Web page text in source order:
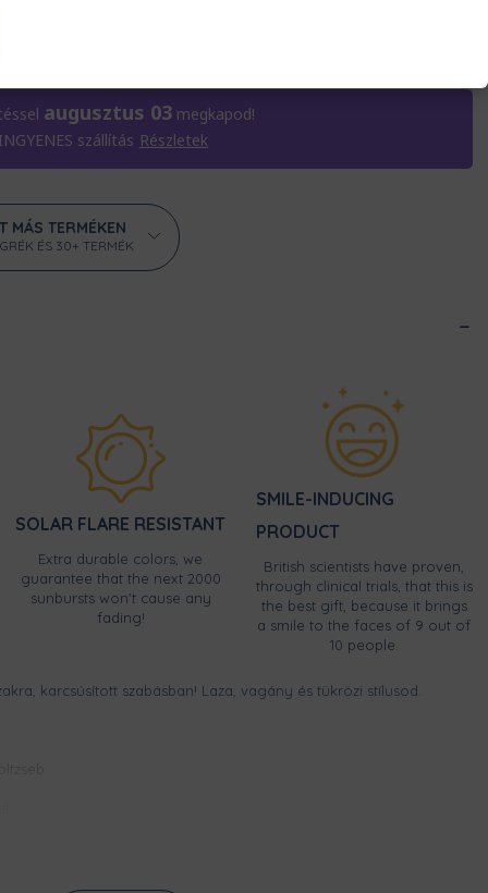
augusztus 03 megkapod!
szállítás Részletek
MÁS TERMÉKEN
ÉS 30+ TERMÉK
SOLAR FLARE RESISTANT
Extra durable colors, we
guarantee that the next 2000
sunbursts won't cause any
fading!
SMILE-INDUCING
PRODUCT
British scientists have proven,
through clinical trials, that this is
the best gift, because it brings
a smile to the faces of 9 out of
10 people.
karcsúsított szabásban! Laza, vagány és tükrözi stílusod.